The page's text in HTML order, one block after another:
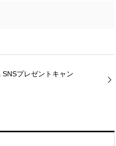
プレゼントキャン